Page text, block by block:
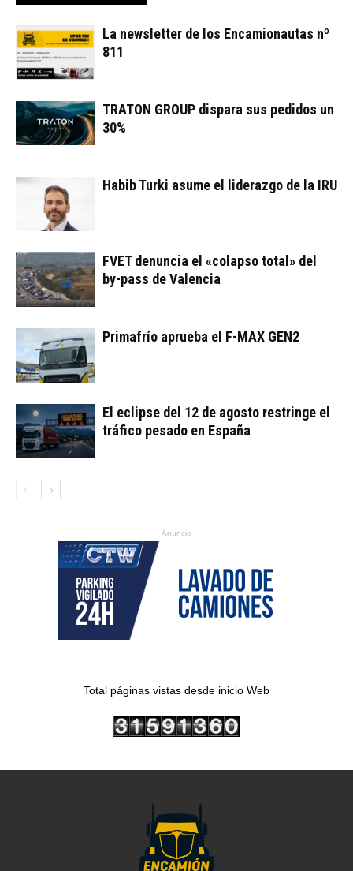
La newsletter de los Encamionautas nº
811
TRATON GROUP dispara sus pedidos un
30%
Habib Turki asume el liderazgo de la IRU
FVET denuncia el «colapso total» del
by-pass de Valencia
Primafrío aprueba el F-MAX GEN2
El eclipse del 12 de agosto restringe el
tráfico pesado en España
Anuncio
Total páginas vistas desde inicio Web